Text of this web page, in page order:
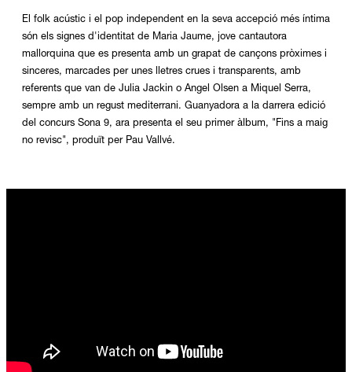
El folk acústic i el pop independent en la seva accepció més íntima
són els signes d'identitat de Maria Jaume, jove cantautora
mallorquina que es presenta amb un grapat de cançons pròximes i
sinceres, marcades per unes lletres crues i transparents, amb
referents que van de Julia Jackin o Angel Olsen a Miquel Serra,
sempre amb un regust mediterrani. Guanyadora a la darrera edició
del concurs Sona 9, ara presenta el seu primer àlbum, "Fins a maig
no revisc", produït per Pau Vallvé.